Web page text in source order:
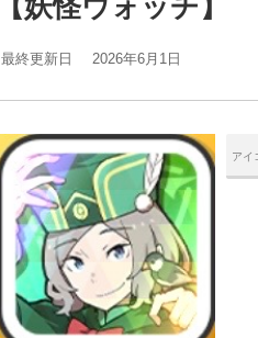
最終更新日 2026年6月1日
アイ